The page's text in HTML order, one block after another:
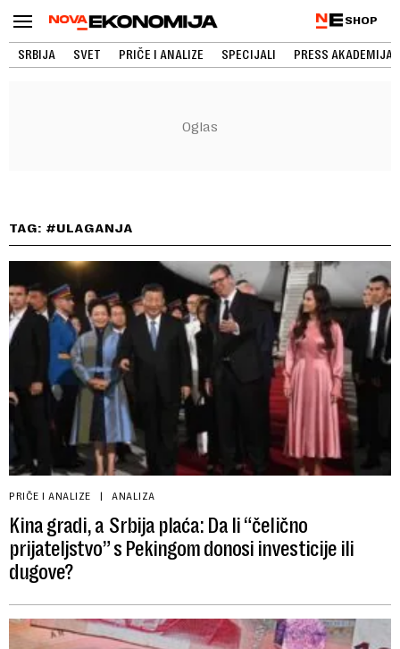
SHOP
SRBIJA SVET PRIČE I ANALIZE SPECIJALI PRESS AKADEMIJA
TAG: #ULAGANJA
PRIČE I ANALIZE ANALIZA
Kina gradi, a Srbija plaća: Da li “čelično
prijateljstvo” s Pekingom donosi investicije ili
dugove?